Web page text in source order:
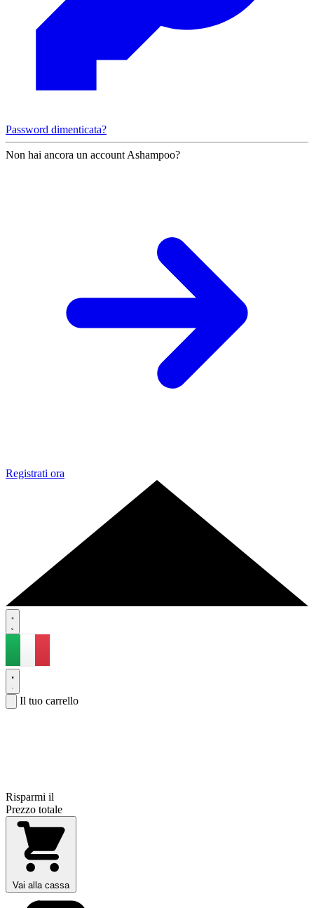
Password dimenticata?
Non hai ancora un account Ashampoo?
Registrati ora
Il tuo carrello
Risparmi il
Prezzo totale
Vai alla cassa